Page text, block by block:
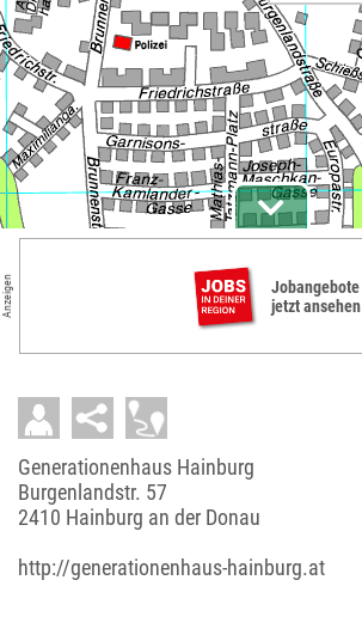
Anzeigen
Jobangebote
jetzt ansehen
Generationenhaus Hainburg
Burgenlandstr. 57
2410 Hainburg an der Donau
http://generationenhaus-hainburg.at